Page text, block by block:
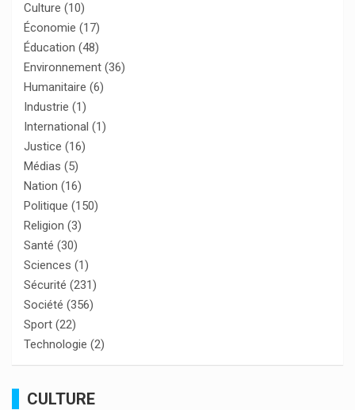
Culture (10)
Économie (17)
Éducation (48)
Environnement (36)
Humanitaire (6)
Industrie (1)
International (1)
Justice (16)
Médias (5)
Nation (16)
Politique (150)
Religion (3)
Santé (30)
Sciences (1)
Sécurité (231)
Société (356)
Sport (22)
Technologie (2)
CULTURE